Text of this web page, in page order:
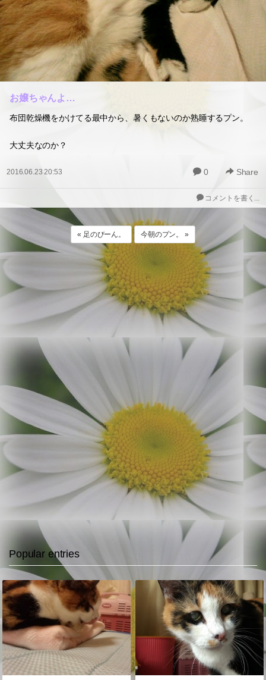
お嬢ちゃんよ…
布団乾燥機をかけてる最中から、暑くもないのか熟睡するプン。
大丈夫なのか？
2016.06.23 20:53 0 Share
コメントを書く...
« 足のびーん。 今朝のプン。 »
Popular entries